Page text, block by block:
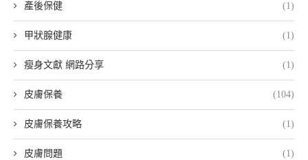
產後保健 (1)
甲狀腺健康 (1)
瘦身文獻 網路分享 (1)
皮膚保養 (104)
皮膚保養攻略 (1)
皮膚問題 (1)